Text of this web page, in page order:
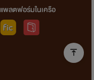
แพลตฟอร์มในเครือ